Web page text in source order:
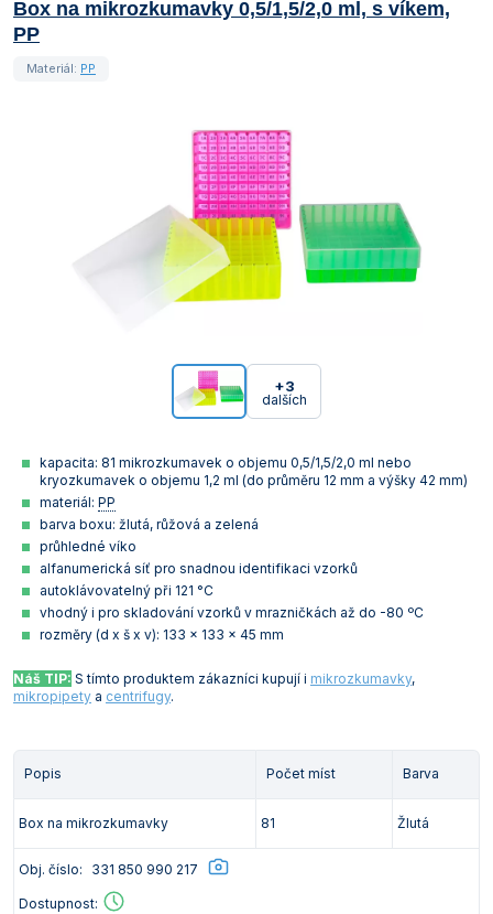
Box na mikrozkumavky 0,5/1,5/2,0 ml, s víkem,
PP
+3
dalších
Materiál: PP
kapacita: 81 mikrozkumavek o objemu 0,5/1,5/2,0 ml nebo
kryozkumavek o objemu 1,2 ml (do průměru 12 mm a výšky 42 mm)
materiál: PP
barva boxu: žlutá, růžová a zelená
průhledné víko
alfanumerická síť pro snadnou identifikaci vzorků
autoklávovatelný při 121 °C
vhodný i pro skladování vzorků v mrazničkách až do -80 ºC
rozměry (d x š x v): 133 x 133 x 45 mm
Náš TIP: S tímto produktem zákazníci kupují i mikrozkumavky,
mikropipety a centrifugy.
Popis Počet míst Barva
Box na mikrozkumavky 81 Žlutá
Obj. číslo: 331 850 990 217
Dostupnost: